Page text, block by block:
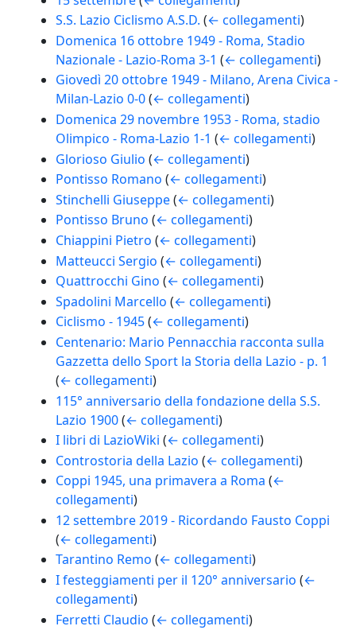
S.S. Lazio Ciclismo A.S.D. (← collegamenti)
Domenica 16 ottobre 1949 - Roma, Stadio
Nazionale - Lazio-Roma 3-1 (← collegamenti)
Giovedì 20 ottobre 1949 - Milano, Arena Civica -
Milan-Lazio 0-0 (← collegamenti)
Domenica 29 novembre 1953 - Roma, stadio
Olimpico - Roma-Lazio 1-1 (← collegamenti)
Glorioso Giulio (← collegamenti)
Pontisso Romano (← collegamenti)
Stinchelli Giuseppe (← collegamenti)
Pontisso Bruno (← collegamenti)
Chiappini Pietro (← collegamenti)
Matteucci Sergio (← collegamenti)
Quattrocchi Gino (← collegamenti)
Spadolini Marcello (← collegamenti)
Ciclismo - 1945 (← collegamenti)
Centenario: Mario Pennacchia racconta sulla
Gazzetta dello Sport la Storia della Lazio - p. 1
(← collegamenti)
115° anniversario della fondazione della S.S.
Lazio 1900 (← collegamenti)
I libri di LazioWiki (← collegamenti)
Controstoria della Lazio (← collegamenti)
Coppi 1945, una primavera a Roma (←
collegamenti)
12 settembre 2019 - Ricordando Fausto Coppi
(← collegamenti)
Tarantino Remo (← collegamenti)
I festeggiamenti per il 120° anniversario (←
collegamenti)
Ferretti Claudio (← collegamenti)